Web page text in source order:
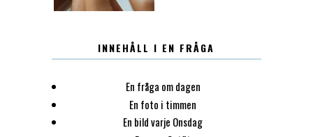
INNEHÅLL I EN FRÅGA
En fråga om dagen
En foto i timmen
En bild varje Onsdag